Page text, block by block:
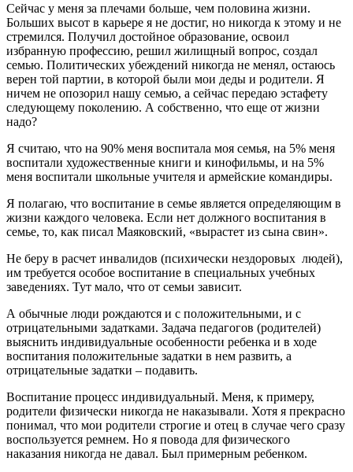
Сейчас у меня за плечами больше, чем половина жизни.
Больших высот в карьере я не достиг, но никогда к этому и не
стремился. Получил достойное образование, освоил
избранную профессию, решил жилищный вопрос, создал
семью. Политических убеждений никогда не менял, остаюсь
верен той партии, в которой были мои деды и родители. Я
ничем не опозорил нашу семью, а сейчас передаю эстафету
следующему поколению. А собственно, что еще от жизни
надо?
Я считаю, что на 90% меня воспитала моя семья, на 5% меня
воспитали художественные книги и кинофильмы, и на 5%
меня воспитали школьные учителя и армейские командиры.
Я полагаю, что воспитание в семье является определяющим в
жизни каждого человека. Если нет должного воспитания в
семье, то, как писал Маяковский, «вырастет из сына свин».
Не беру в расчет инвалидов (психически нездоровых людей),
им требуется особое воспитание в специальных учебных
заведениях. Тут мало, что от семьи зависит.
А обычные люди рождаются и с положительными, и с
отрицательными задатками. Задача педагогов (родителей)
выяснить индивидуальные особенности ребенка и в ходе
воспитания положительные задатки в нем развить, а
отрицательные задатки – подавить.
Воспитание процесс индивидуальный. Меня, к примеру,
родители физически никогда не наказывали. Хотя я прекрасно
понимал, что мои родители строгие и отец в случае чего сразу
воспользуется ремнем. Но я повода для физического
наказания никогда не давал. Был примерным ребенком.